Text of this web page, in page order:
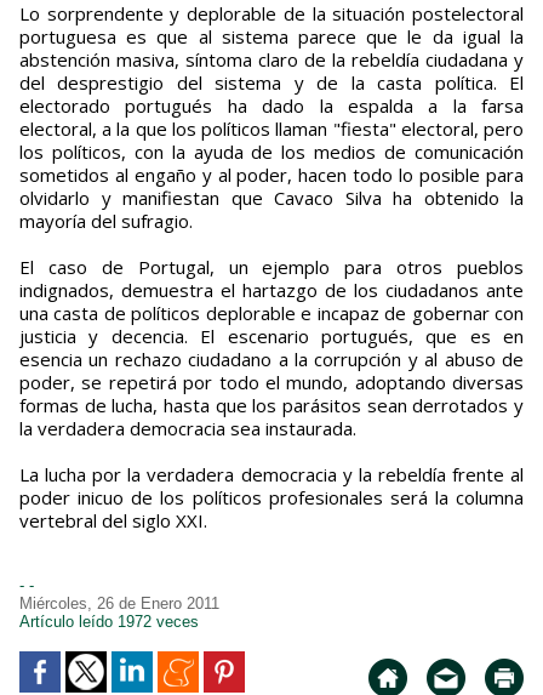
Lo sorprendente y deplorable de la situación postelectoral
portuguesa es que al sistema parece que le da igual la
abstención masiva, síntoma claro de la rebeldía ciudadana y
del desprestigio del sistema y de la casta política. El
electorado portugués ha dado la espalda a la farsa
electoral, a la que los políticos llaman "fiesta" electoral, pero
los políticos, con la ayuda de los medios de comunicación
sometidos al engaño y al poder, hacen todo lo posible para
olvidarlo y manifiestan que Cavaco Silva ha obtenido la
mayoría del sufragio.
El caso de Portugal, un ejemplo para otros pueblos
indignados, demuestra el hartazgo de los ciudadanos ante
una casta de políticos deplorable e incapaz de gobernar con
justicia y decencia. El escenario portugués, que es en
esencia un rechazo ciudadano a la corrupción y al abuso de
poder, se repetirá por todo el mundo, adoptando diversas
formas de lucha, hasta que los parásitos sean derrotados y
la verdadera democracia sea instaurada.
La lucha por la verdadera democracia y la rebeldía frente al
poder inicuo de los políticos profesionales será la columna
vertebral del siglo XXI.
- -
Miércoles, 26 de Enero 2011
Artículo leído 1972 veces